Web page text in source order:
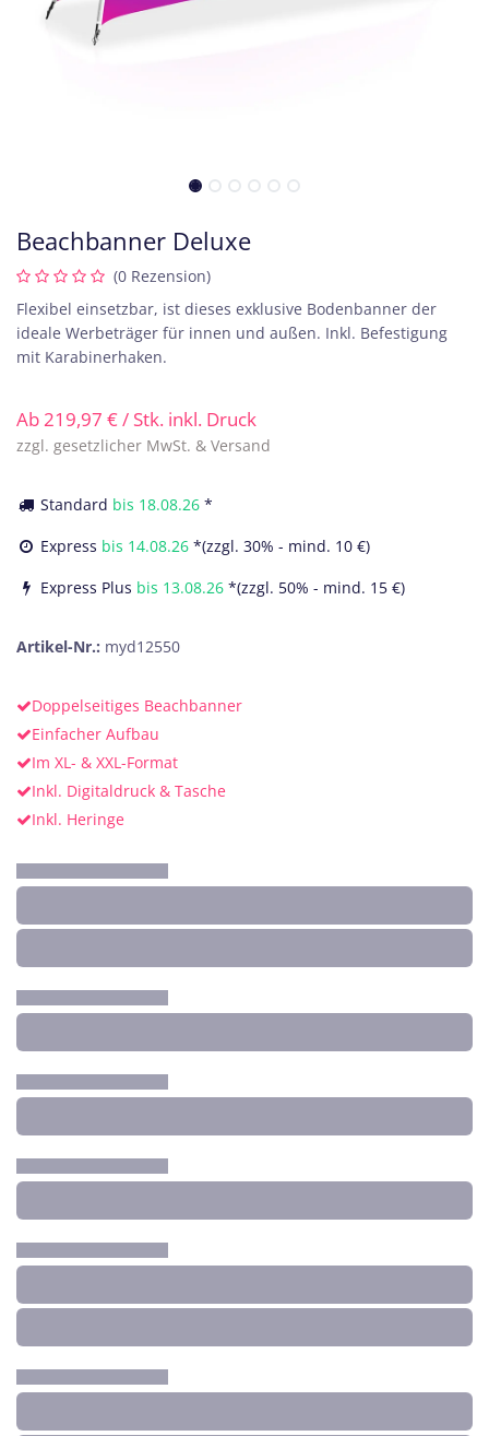
Beachbanner Deluxe
(0 Rezension)
Flexibel einsetzbar, ist dieses exklusive Bodenbanner der
ideale Werbeträger für innen und außen. Inkl. Befestigung
mit Karabinerhaken.
Ab219,97 €/ Stk. inkl. Druck
zzgl. gesetzlicher MwSt. & Versand
Standard bis 18.08.26 *
Express bis 14.08.26 *(zzgl. 30% - mind. 10 €)
Express Plus bis 13.08.26 *(zzgl. 50% - mind. 15 €)
Artikel-Nr.: myd12550
Doppelseitiges Beachbanner
Einfacher Aufbau
Im XL- & XXL-Format
Inkl. Digitaldruck & Tasche
Inkl. Heringe